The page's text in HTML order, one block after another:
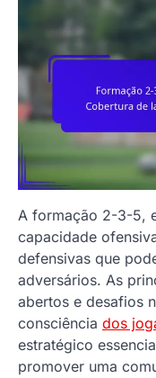
A formação 2-3-5,
capacidade
defensivas que
adversários. As
abertos e desafios
consciência dos
estratégico
promover uma